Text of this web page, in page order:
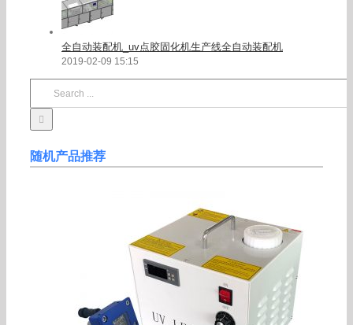
全自动装配机_uv点胶固化机生产线全自动装配机
2019-02-09 15:15
随机产品推荐